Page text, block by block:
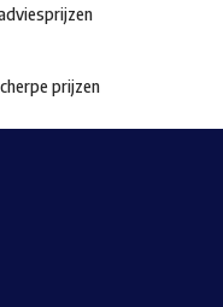
prijzen